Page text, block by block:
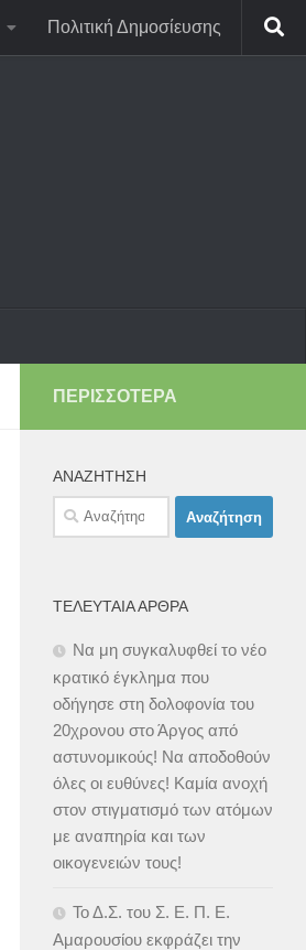
Πολιτική Δημοσίευσης
ΠΕΡΙΣΣΌΤΕΡΑ
ΑΝΑΖΉΤΗΣΗ
Αναζήτηση
για:
ΤΕΛΕΥΤΑΊΑ ΆΡΘΡΑ
Να μη συγκαλυφθεί το νέο
κρατικό έγκλημα που
οδήγησε στη δολοφονία του
20χρονου στο Άργος από
αστυνομικούς! Να αποδοθούν
όλες οι ευθύνες! Καμία ανοχή
στον στιγματισμό των ατόμων
με αναπηρία και των
οικογενειών τους!
Το Δ.Σ. του Σ. Ε. Π. Ε.
Αμαρουσίου εκφράζει την